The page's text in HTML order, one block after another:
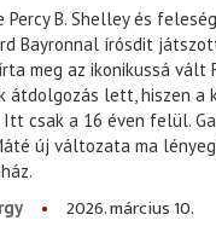
Percy B. Shelley és
Bayronnal írósdit
meg az ikonikussá vált
átdolgozás lett, hiszen a
Itt csak a 16 éven felül.
új változata ma
2026. március 10.